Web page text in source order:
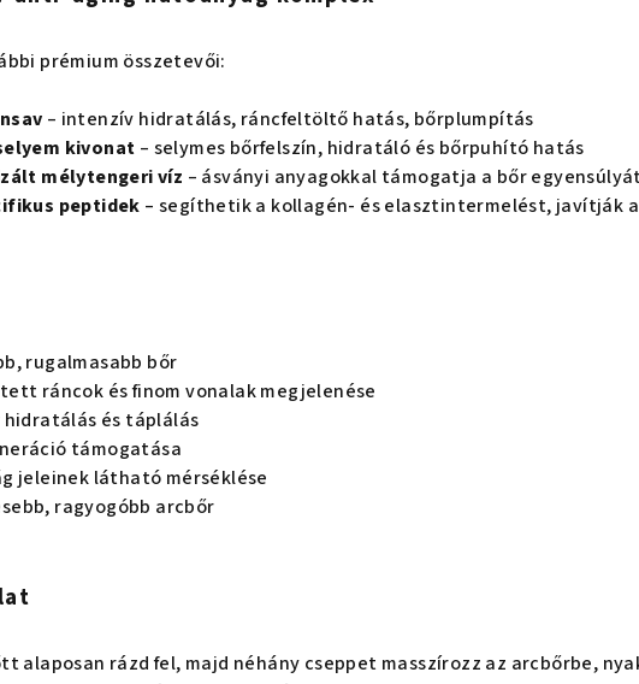
prémium összetevői:
– intenzív hidratálás, ráncfeltöltő hatás, bőrplumpítás
kivonat – selymes bőrfelszín, hidratáló és bőrpuhító hatás
mélytengeri víz – ásványi anyagokkal támogatja a bőr
peptidek – segíthetik a kollagén- és elasztintermelést, javítják
rugalmasabb bőr
ráncok és finom vonalak megjelenése
és táplálás
támogatása
jeleinek látható mérséklése
ragyogóbb arcbőr
alaposan rázd fel, majd néhány cseppet masszírozz az arcbőrbe,